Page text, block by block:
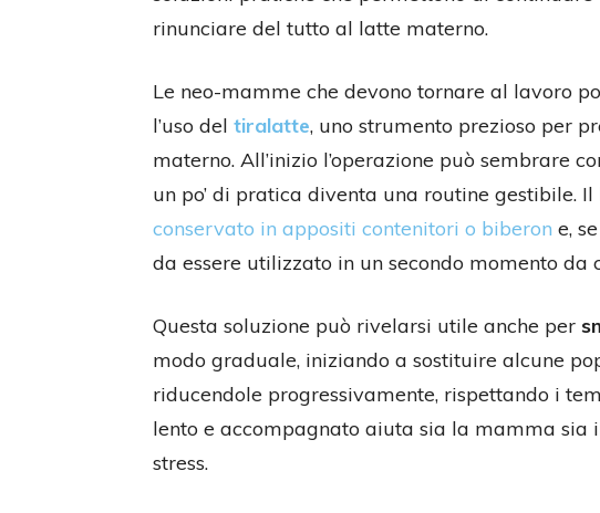
rinunciare del tutto al latte materno.
Le neo-mamme che devono tornare al lavoro
l’uso del tiralatte, uno strumento prezioso per
materno. All’inizio l’operazione può sembrare
un po’ di pratica diventa una routine gestibile.
conservato in appositi contenitori o biberon e,
da essere utilizzato in un secondo momento
Questa soluzione può rivelarsi utile anche per
modo graduale, iniziando a sostituire alcune
riducendole progressivamente, rispettando i
lento e accompagnato aiuta sia la mamma sia
stress.